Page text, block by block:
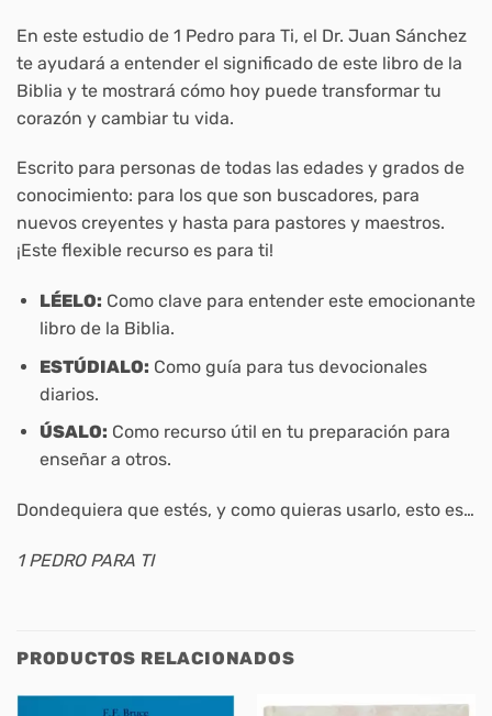
En este estudio de 1 Pedro para Ti, el Dr. Juan Sánchez
te ayudará a entender el significado de este libro de la
Biblia y te mostrará cómo hoy puede transformar tu
corazón y cambiar tu vida.
Escrito para personas de todas las edades y grados de
conocimiento: para los que son buscadores, para
nuevos creyentes y hasta para pastores y maestros.
¡Este flexible recurso es para ti!
LÉELO: Como clave para entender este emocionante
libro de la Biblia.
ESTÚDIALO: Como guía para tus devocionales
diarios.
ÚSALO: Como recurso útil en tu preparación para
enseñar a otros.
Dondequiera que estés, y como quieras usarlo, esto es…
1 PEDRO PARA TI
PRODUCTOS RELACIONADOS